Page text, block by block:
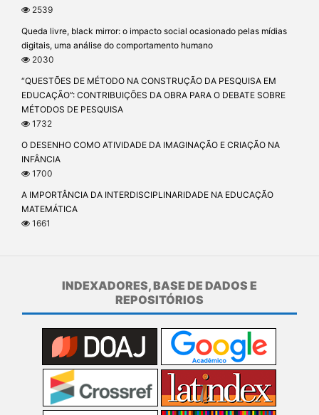
2539
Queda livre, black mirror: o impacto social ocasionado pelas mídias
digitais, uma análise do comportamento humano
2030
“QUESTÕES DE MÉTODO NA CONSTRUÇÃO DA PESQUISA EM
EDUCAÇÃO”: CONTRIBUIÇÕES DA OBRA PARA O DEBATE SOBRE
MÉTODOS DE PESQUISA
1732
O DESENHO COMO ATIVIDADE DA IMAGINAÇÃO E CRIAÇÃO NA
INFÂNCIA
1700
A IMPORTÂNCIA DA INTERDISCIPLINARIDADE NA EDUCAÇÃO
MATEMÁTICA
1661
INDEXADORES, BASE DE DADOS E
REPOSITÓRIOS